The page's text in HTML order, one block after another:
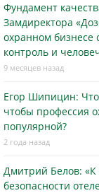
Фундамент
Замдиректора
охранном бизнесe
контроль и
9 месяцев назад
Егор Шипицин:
чтобы профессия
популярной?
2 года назад
Дмитрий Белов: «К
безопасности